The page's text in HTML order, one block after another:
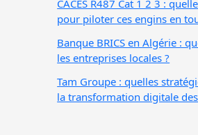
CACES R487 Cat 1 2 3 :
pour piloter ces engins en
Banque BRICS en Algérie :
les entreprises locales ?
Tam Groupe : quelles
la transformation digitale